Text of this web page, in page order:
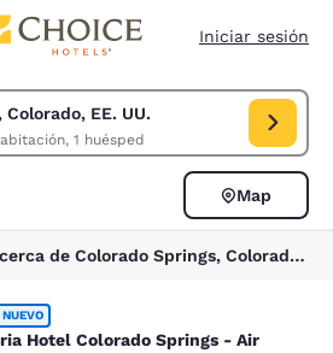
Iniciar sesión
EE. UU.
1 habitación, 1 huésped
Colorado Springs, Colorado, EE. UU.. Fecha
Map
1 de Boutique hoteles cerca de Colorado Springs, Colorado, EE. UU. coinciden con tus filtros
Colorado Springs -
Hotel Colorado Springs - Air